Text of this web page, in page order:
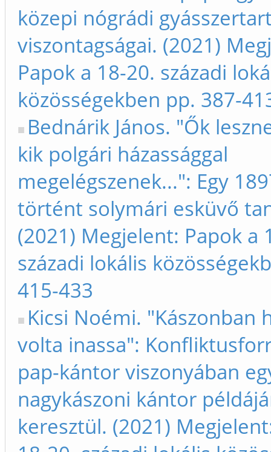
közepi nógrádi
viszontagságai. (2021)
Papok a 18-20. századi
közösségekben pp. 387-
Bednárik János. "Ők
kik polgári házassággal
megelégszenek...": Egy
történt solymári esküvő
(2021) Megjelent: Papok a
századi lokális
415-433
Kicsi Noémi. "Kászonban
volta inassa":
pap-kántor viszonyában
nagykászoni kántor
keresztül. (2021)